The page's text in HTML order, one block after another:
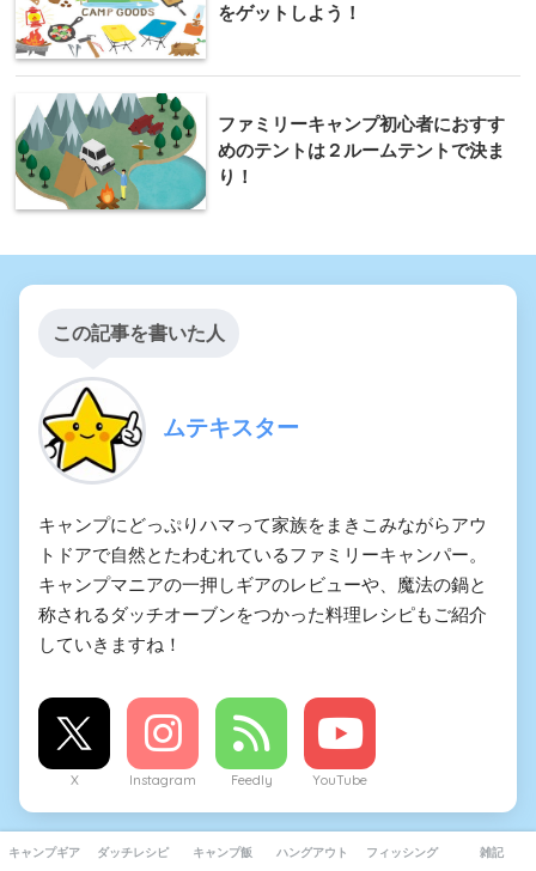
をゲットしよう！
ファミリーキャンプ初心者におすす
めのテントは２ルームテントで決ま
り！
この記事を書いた人
ムテキスター
キャンプにどっぷりハマって家族をまきこみながらアウ
トドアで自然とたわむれているファミリーキャンパー。
キャンプマニアの一押しギアのレビューや、魔法の鍋と
称されるダッチオーブンをつかった料理レシピもご紹介
していきますね！
X Instagram Feedly YouTube
キャンプギア ダッチレシピ キャンプ飯 ハングアウト フィッシング 雑記